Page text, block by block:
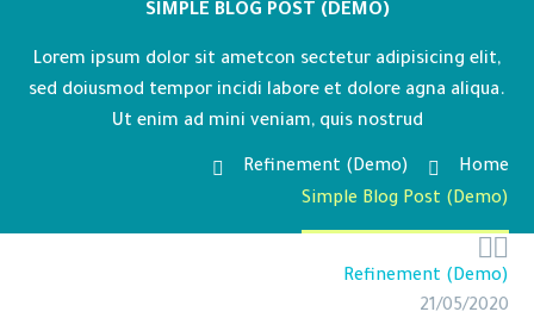
SIMPLE BLOG POST (DEMO)
Lorem ipsum dolor sit ametcon sectetur adipisicing elit,
sed doiusmod tempor incidi labore et dolore agna aliqua.
Ut enim ad mini veniam, quis nostrud
Home
Refinement (Demo)
Simple Blog Post (Demo)

Refinement (Demo)
21/05/2020